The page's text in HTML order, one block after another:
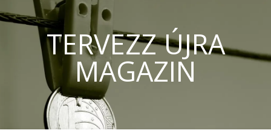
TERVEZZ ÚJRA
MAGAZIN